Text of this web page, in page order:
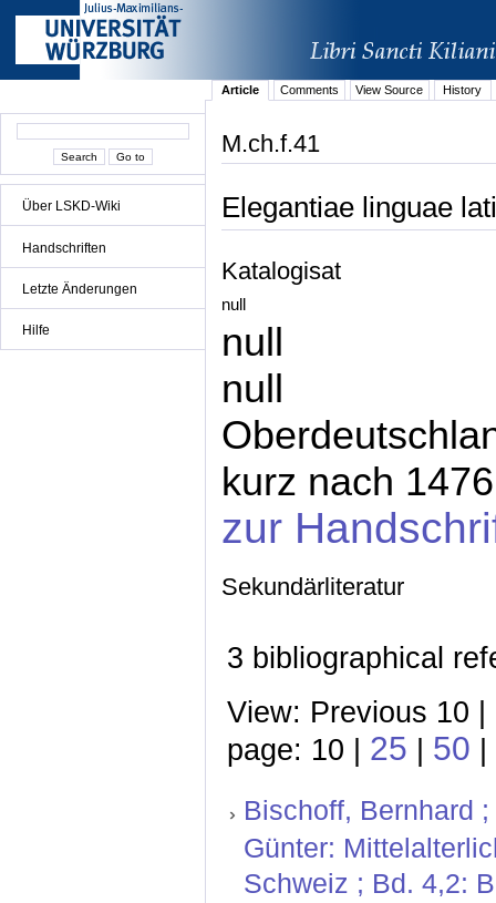
Über LSKD-Wiki
Handschriften
Letzte Änderungen
Hilfe
Article Comments View Source History
M.ch.f.41
Elegantiae linguae
Katalogisat
null
null
null
kurz nach 1476
zur
Sekundärliteratur
3 bibliographical
View: Previous 10
page: 10 | 25 | 50 |
Bischoff, Bernhard
Günter:
Schweiz ; Bd. 4,2: